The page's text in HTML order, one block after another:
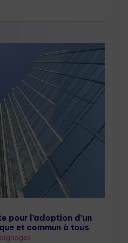
pour l’adoption d’un
et commun à tous